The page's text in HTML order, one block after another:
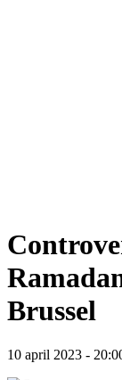
Brussel
10 april 2023 -